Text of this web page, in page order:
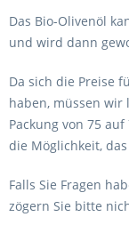
Das Bio-Olivenöl
und wird dann
Da sich die Preise
haben, müssen wir
Packung von 75
die Möglichkeit,
Falls Sie Fragen
zögern Sie bitte